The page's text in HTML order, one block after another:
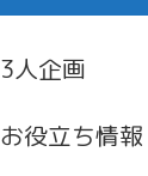
3人企画
お役立ち情報